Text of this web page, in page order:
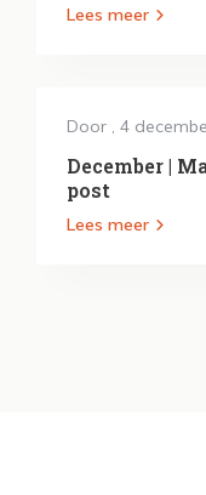
Lees meer
Door , 4
December |
post
Lees meer